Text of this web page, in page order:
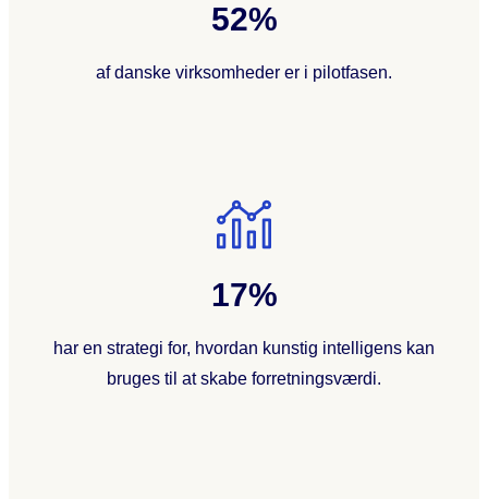
52%
af danske virksomheder er i pilotfasen.
17%
har en strategi for, hvordan kunstig intelligens kan
bruges til at skabe forretningsværdi.